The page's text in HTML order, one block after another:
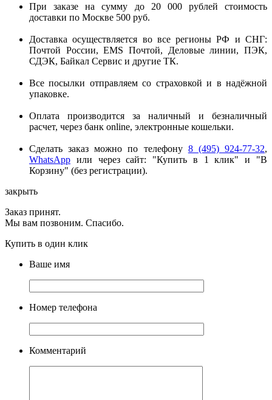
При заказе на сумму до 20 000 рублей стоимость
доставки по Москве 500 руб.
Доставка осуществляется во все регионы РФ и СНГ:
Почтой России, EMS Почтой, Деловые линии, ПЭК,
СДЭК, Байкал Сервис и другие ТК.
Все посылки отправляем со страховкой и в надёжной
упаковке.
Оплата производится за наличный и безналичный
расчет, через банк online, электронные кошельки.
Сделать заказ можно по телефону 8 (495) 924-77-32,
WhatsApp или через сайт: "Купить в 1 клик" и "В
Корзину" (без регистрации).
закрыть
Заказ принят.
Мы вам позвоним. Спасибо.
Купить в один клик
Ваше имя
Номер телефона
Комментарий